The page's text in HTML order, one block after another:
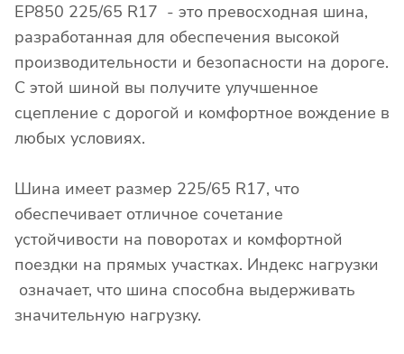
EP850 225/65 R17 - это превосходная шина,
разработанная для обеспечения высокой
производительности и безопасности на дороге.
С этой шиной вы получите улучшенное
сцепление с дорогой и комфортное вождение в
любых условиях.
Шина имеет размер 225/65 R17, что
обеспечивает отличное сочетание
устойчивости на поворотах и комфортной
поездки на прямых участках. Индекс нагрузки
означает, что шина способна выдерживать
значительную нагрузку.